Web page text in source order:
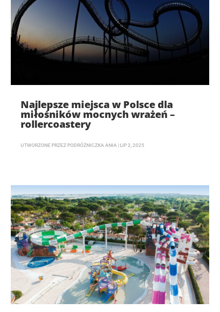
Najlepsze miejsca w Polsce dla
miłośników mocnych wrażeń –
rollercoastery
UTWORZONE PRZEZ PODRÓŻNICZKA ANIA | LIP 2, 2025